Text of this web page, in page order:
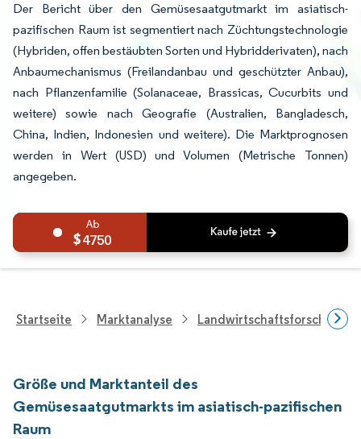
Der Bericht über den Gemüsesaatgutmarkt im asiatisch-
pazifischen Raum ist segmentiert nach Züchtungstechnologie
(Hybriden, offen bestäubten Sorten und Hybridderivaten), nach
Anbaumechanismus (Freilandanbau und geschützter Anbau),
nach Pflanzenfamilie (Solanaceae, Brassicas, Cucurbits und
weitere) sowie nach Geografie (Australien, Bangladesch,
China, Indien, Indonesien und weitere). Die Marktprognosen
werden in Wert (USD) und Volumen (Metrische Tonnen)
angegeben.
4750
Startseite Marktanalyse Landwirtschaftsforschung
Größe und Marktanteil des
Gemüsesaatgutmarkts im asiatisch-pazifischen
Raum